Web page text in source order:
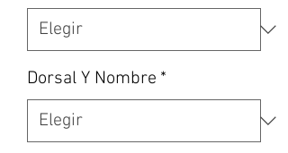
Dorsal Y Nombre *